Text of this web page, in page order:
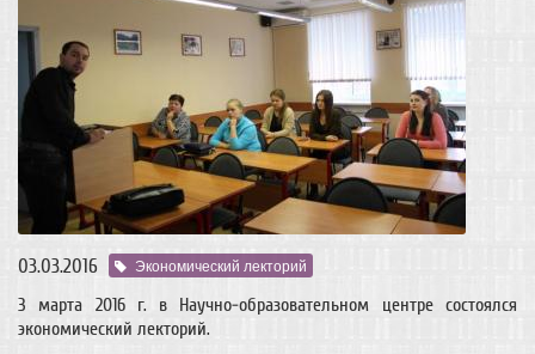
03.03.2016 Экономический лекторий
3 марта 2016 г. в Научно-образовательном центре состоялся
экономический лекторий.